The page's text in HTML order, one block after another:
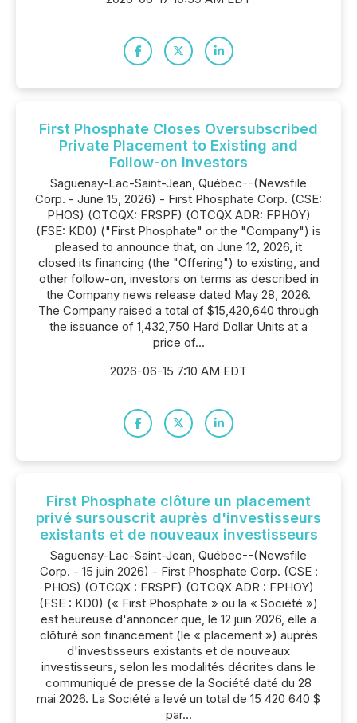
First Phosphate Closes Oversubscribed
Private Placement to Existing and
Follow-on Investors
Saguenay-Lac-Saint-Jean, Québec--(Newsfile
Corp. - June 15, 2026) - First Phosphate Corp. (CSE:
PHOS) (OTCQX: FRSPF) (OTCQX ADR: FPHOY)
(FSE: KD0) ("First Phosphate" or the "Company") is
pleased to announce that, on June 12, 2026, it
closed its financing (the "Offering") to existing, and
other follow-on, investors on terms as described in
the Company news release dated May 28, 2026.
The Company raised a total of $15,420,640 through
the issuance of 1,432,750 Hard Dollar Units at a
price of...
2026-06-15 7:10 AM EDT
First Phosphate clôture un placement
privé sursouscrit auprès d'investisseurs
existants et de nouveaux investisseurs
Saguenay-Lac-Saint-Jean, Québec--(Newsfile
Corp. - 15 juin 2026) - First Phosphate Corp. (CSE :
PHOS) (OTCQX : FRSPF) (OTCQX ADR : FPHOY)
(FSE : KD0) (« First Phosphate » ou la « Société »)
est heureuse d'annoncer que, le 12 juin 2026, elle a
clôturé son financement (le « placement ») auprès
d'investisseurs existants et de nouveaux
investisseurs, selon les modalités décrites dans le
communiqué de presse de la Société daté du 28
mai 2026. La Société a levé un total de 15 420 640 $
par...